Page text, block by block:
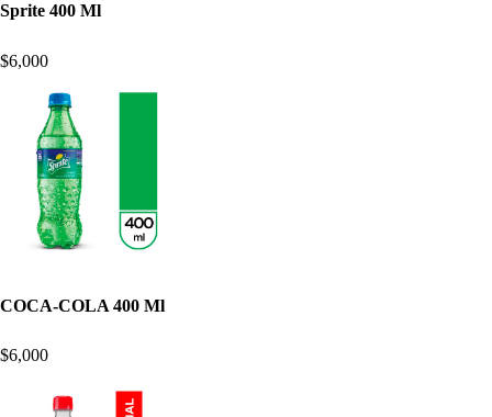
Sprite 400 Ml
$6,000
COCA-COLA 400 Ml
$6,000